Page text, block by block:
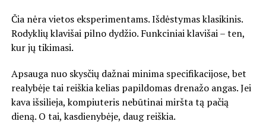
Čia nėra vietos eksperimentams. Išdėstymas klasikinis.
Rodyklių klavišai pilno dydžio. Funkciniai klavišai – ten,
kur jų tikimasi.
Apsauga nuo skysčių dažnai minima specifikacijose, bet
realybėje tai reiškia kelias papildomas drenažo angas. Jei
kava išsilieja, kompiuteris nebūtinai miršta tą pačią
dieną. O tai, kasdienybėje, daug reiškia.